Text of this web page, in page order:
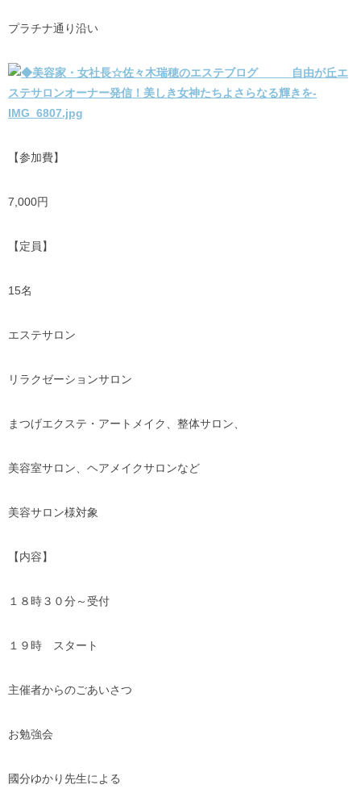
プラチナ通り沿い
【参加費】
7,000円
【定員】
15名
エステサロン
リラクゼーションサロン
まつげエクステ・アートメイク、整体サロン、
美容室サロン、ヘアメイクサロンなど
美容サロン様対象
【内容】
１８時３０分～受付
１９時 スタート
主催者からのごあいさつ
お勉強会
國分ゆかり先生による